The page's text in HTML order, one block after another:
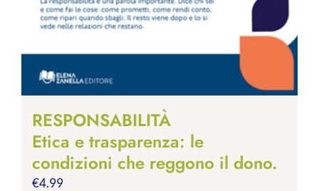
RESPONSABILITÀ
Etica e trasparenza: le
condizioni che reggono il dono.
€4.99